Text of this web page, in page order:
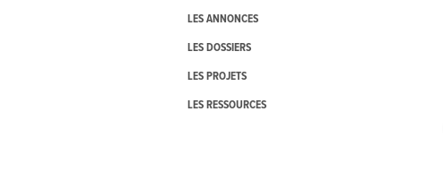
LES ANNONCES
LES DOSSIERS
LES PROJETS
LES RESSOURCES